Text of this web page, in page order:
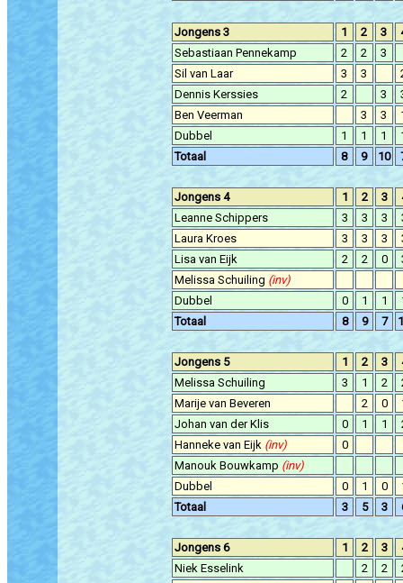
Jongens 3 1 2 3
Sebastiaan Pennekamp
2 2
3
Sil van Laar
3 3
Dennis Kerssies
2 3
Ben Veerman
3 3
Dubbel
1 1 1
Totaal
8 9 10
Jongens 4 1 2 3
Leanne Schippers
3 3 3
Laura Kroes
3 3 3
Lisa van Eijk
2 2 0
Melissa Schuiling (inv)
Dubbel
0 1 1
Totaal
8 9 7
Jongens 5 1 2 3
Melissa Schuiling
3 1 2
Marije van Beveren
2 0
Johan van der Klis
0 1 1
Hanneke van Eijk (inv)
0
Manouk Bouwkamp (inv)
Dubbel
0 1 0
Totaal
3 5 3
Jongens 6 1 2 3
Niek Esselink
2 2